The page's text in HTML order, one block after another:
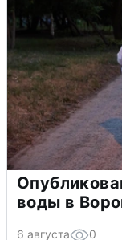
воды в
6 августа 0